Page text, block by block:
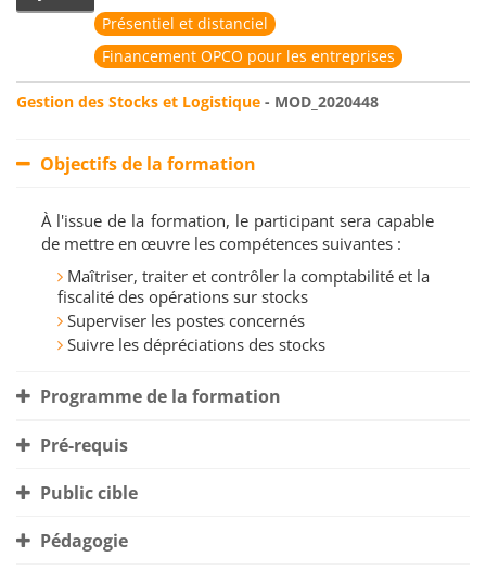
Présentiel et distanciel
Financement OPCO pour les entreprises
Gestion des Stocks et Logistique - MOD_2020448
Objectifs de la formation
À l'issue de la formation, le participant sera capable
de mettre en œuvre les compétences suivantes :
Maîtriser, traiter et contrôler la comptabilité et la
fiscalité des opérations sur stocks
Superviser les postes concernés
Suivre les dépréciations des stocks
Programme de la formation
Pré-requis
Public cible
Pédagogie